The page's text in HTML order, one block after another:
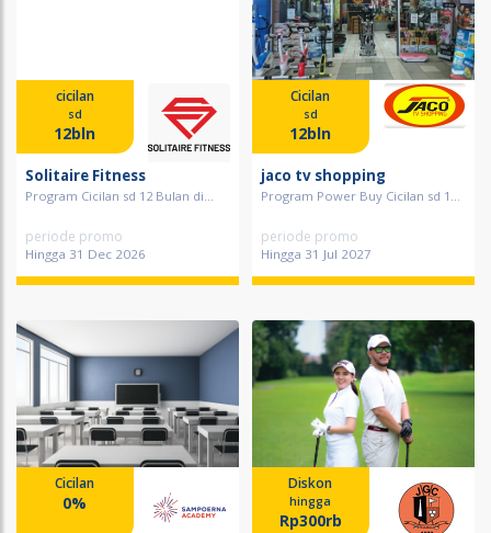
cicilan
sd
12bln
Solitaire Fitness
Program Cicilan sd 12 Bulan di...
periode promo
Hingga 31 Dec 2026
Cicilan
sd
12bln
jaco tv shopping
Program Power Buy Cicilan sd 1...
periode promo
Hingga 31 Jul 2027
Cicilan
0%
Diskon
hingga
Rp300rb